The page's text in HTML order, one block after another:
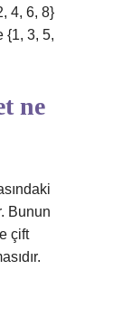
4, 6, 8}
{1, 3, 5,
ne
Bunun
çift